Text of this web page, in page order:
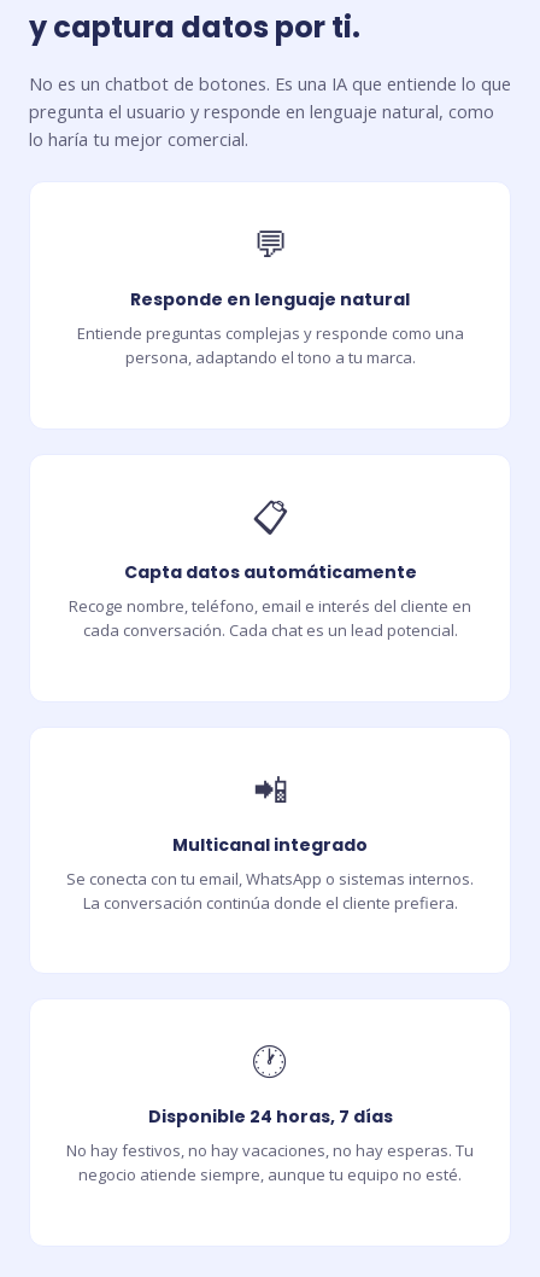
y captura datos por ti.
No es un chatbot de botones. Es una IA que entiende lo que
pregunta el usuario y responde en lenguaje natural, como
lo haría tu mejor comercial.
💬
Responde en lenguaje natural
Entiende preguntas complejas y responde como una
persona, adaptando el tono a tu marca.
📋
Capta datos automáticamente
Recoge nombre, teléfono, email e interés del cliente en
cada conversación. Cada chat es un lead potencial.
📲
Multicanal integrado
Se conecta con tu email, WhatsApp o sistemas internos.
La conversación continúa donde el cliente prefiera.
🕐
Disponible 24 horas, 7 días
No hay festivos, no hay vacaciones, no hay esperas. Tu
negocio atiende siempre, aunque tu equipo no esté.